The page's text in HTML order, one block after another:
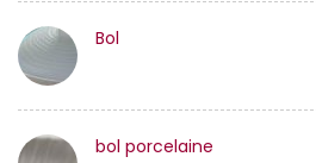
Bol
bol porcelaine